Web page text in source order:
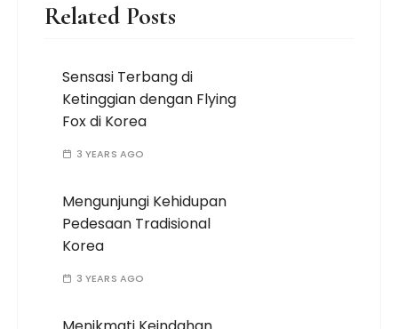
Related Posts
Sensasi Terbang di
Ketinggian dengan Flying
Fox di Korea
3 YEARS AGO
Mengunjungi Kehidupan
Pedesaan Tradisional
Korea
3 YEARS AGO